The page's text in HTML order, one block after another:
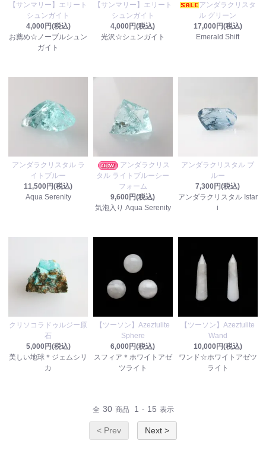
【サンマリー】エリート
シュンガイト
4,000円(税込)
お薦め☆ノーブルシュン
ガイト
【サンマリー】エリート
シュンガイト
4,000円(税込)
光沢☆シュンガイト
アンダラクリスタ
ル グリーン
17,000円(税込)
Emerald Shift
アンダラクリスタル ラ
イトブルー
11,500円(税込)
Aqua Serenity
アンダラクリス
タル ライトブルーシー
フォーム
9,600円(税込)
気泡入り Aqua Serenity
アンダラクリスタル ブ
ルー
7,300円(税込)
アンダラクリスタル Istar
i
クリソコラドゥルジー原
石
5,000円(税込)
美しい地球＊ジェムシリ
カ
【ツーソン】Azeztulite
Sphere
6,000円(税込)
スフィア＊ホワイトアゼ
ツライト
【ツーソン】Azeztulite
Wand
10,000円(税込)
ワンド☆ホワイトアゼツ
ライト
全 30 商品 1 - 15 表示
< Prev Next >